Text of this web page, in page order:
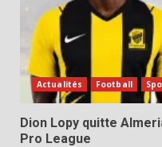
Actualités Football
Dion Lopy quitte
Pro League